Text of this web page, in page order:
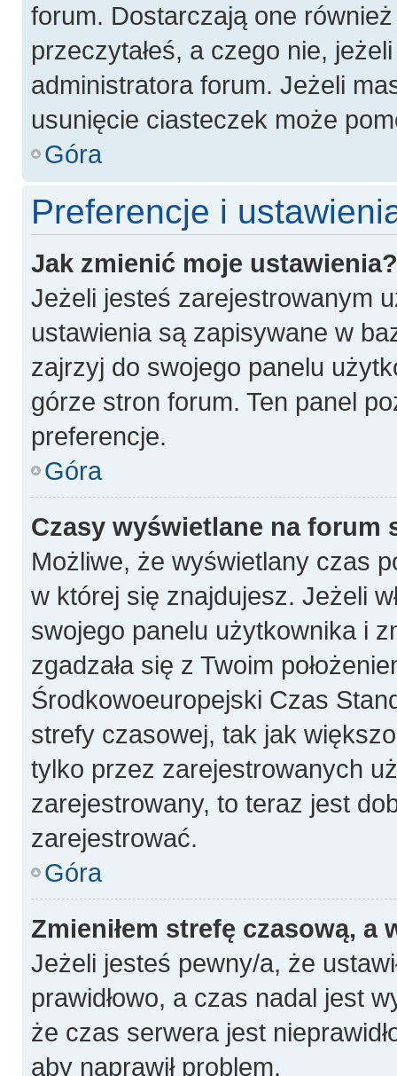
forum. Dostarczają one
przeczytałeś, a czego nie,
administratora forum. Jeżeli
usunięcie ciasteczek może
Góra
Preferencje i
Jak zmienić moje ustawienia?
Jeżeli jesteś zarejestrowanym
ustawienia są zapisywane w
zajrzyj do swojego panelu
górze stron forum. Ten panel
preferencje.
Góra
Czasy wyświetlane na forum
Możliwe, że wyświetlany czas
w której się znajdujesz. Jeżeli
swojego panelu użytkownika i
zgadzała się z Twoim
Środkowoeuropejski Czas
strefy czasowej, tak jak
tylko przez zarejestrowanych
zarejestrowany, to teraz jest
zarejestrować.
Góra
Zmieniłem strefę czasową, a
Jeżeli jesteś pewny/a, że
prawidłowo, a czas nadal jest
że czas serwera jest
aby naprawił problem.